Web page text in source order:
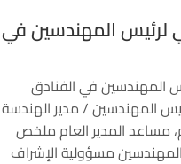
لرئيس المهندسين في
المهندسين في الفنادق
المهندسين / مدير الهندسة
مساعد المدير العام ملخص
مسؤولية الإشراف